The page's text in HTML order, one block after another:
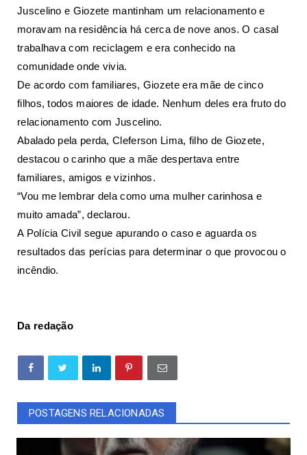
Juscelino e Giozete mantinham um relacionamento e
moravam na residência há cerca de nove anos. O casal
trabalhava com reciclagem e era conhecido na
comunidade onde vivia.
De acordo com familiares, Giozete era mãe de cinco
filhos, todos maiores de idade. Nenhum deles era fruto do
relacionamento com Juscelino.
Abalado pela perda, Cleferson Lima, filho de Giozete,
destacou o carinho que a mãe despertava entre
familiares, amigos e vizinhos.
“Vou me lembrar dela como uma mulher carinhosa e
muito amada”, declarou.
A Polícia Civil segue apurando o caso e aguarda os
resultados das perícias para determinar o que provocou o
incêndio.
Da redação
POSTAGENS RELACIONADAS